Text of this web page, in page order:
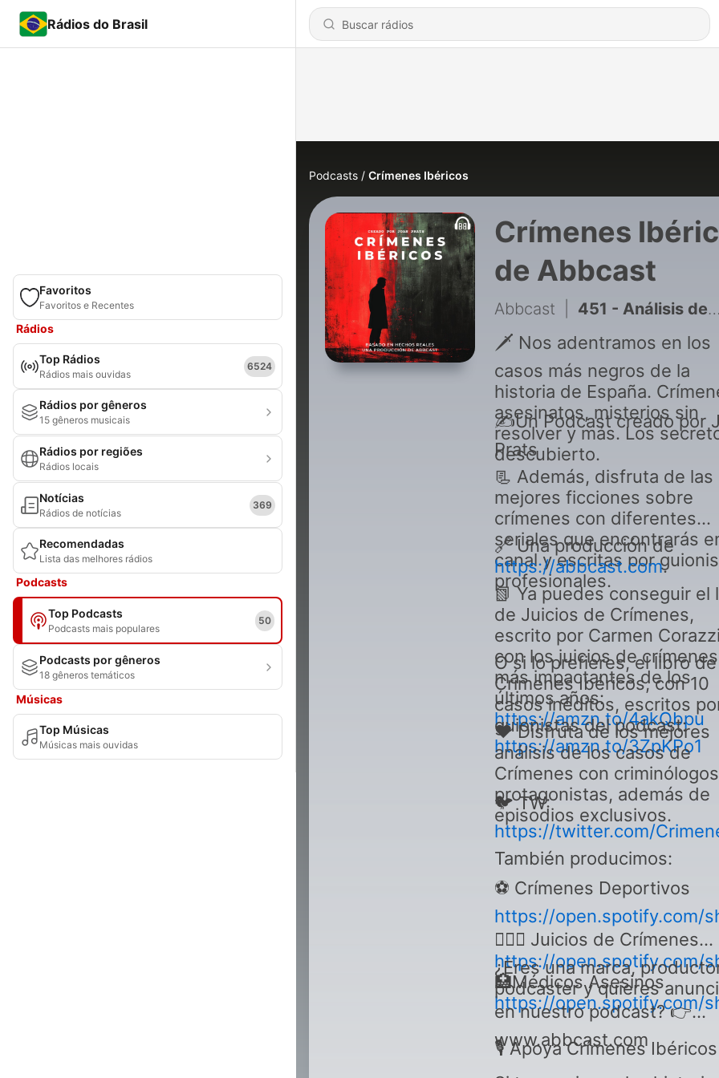
Rádios do Brasil
Favoritos
Favoritos e Recentes
Rádios
Top Rádios
Rádios mais ouvidas
6524
Rádios por gêneros
15 gêneros musicais
Rádios por regiões
Rádios locais
Notícias
Rádios de notícias
369
Recomendadas
Lista das melhores rádios
Podcasts
Top Podcasts
Podcasts mais populares
50
Podcasts por gêneros
18 gêneros temáticos
Músicas
Top Músicas
Músicas mais ouvidas
Podcasts Crímenes Ibéricos
Crímenes
de Abbcast
Abbcast 451 - Análisis del caso: El Asesinato de Javier Ardines – La Emboscada
🗡️ Nos adentramos en los
casos más negros de la
historia de España.
asesinatos, misterios sin
resolver y más. Los
descubierto.
✍Un Podcast creado por
Prats
📃 Además, disfruta de las
mejores ficciones sobre
crímenes con diferentes
seriales que encontrarás
canal y escritas por
profesionales.
🔗 Una producción de
https://abbcast.com.
📗 Ya puedes conseguir el
de Juicios de Crímenes,
escrito por Carmen
con los juicios de crímenes
más impactantes de los
últimos años:
https://amzn.to/4akQbpu
O si lo prefieres, el libro de
Crímenes Ibéricos, con 10
casos inéditos, escritos
guionistas del podcast:
https://amzn.to/3ZpKPo1
♥️ Disfruta de los mejores
análisis de los casos de
Crímenes con
protagonistas, además de
episodios exclusivos.
🐦 TW:
https://twitter.com/
También producimos:
⚽ Crímenes Deportivos
https://open.spotify.com/
👩🏼‍⚖️ Juicios de Crímenes
https://open.spotify.com/
🏥Médicos Asesinos
https://open.spotify.com/
¿Eres una marca,
podcaster y quieres
en nuestro podcast? 👉
www.abbcast.com
🎙 Apoya Crímenes Ibéricos